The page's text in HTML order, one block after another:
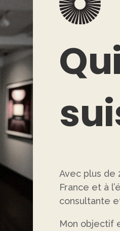
Avec plus de
France et à
consultante
Mon objectif